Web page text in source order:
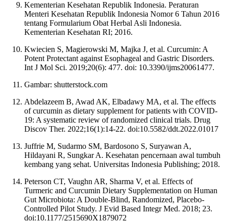
Kementerian Kesehatan Republik Indonesia. Peraturan
Menteri Kesehatan Republik Indonesia Nomor 6 Tahun 2016
tentang Formularium Obat Herbal Asli Indonesia.
Kementerian Kesehatan RI; 2016.
Kwiecien S, Magierowski M, Majka J, et al. Curcumin: A
Potent Protectant against Esophageal and Gastric Disorders.
Int J Mol Sci. 2019;20(6): 477. doi: 10.3390/ijms20061477.
Gambar: shutterstock.com
Abdelazeem B, Awad AK, Elbadawy MA, et al. The effects
of curcumin as dietary supplement for patients with COVID-
19: A systematic review of randomized clinical trials. Drug
Discov Ther. 2022;16(1):14-22. doi:10.5582/ddt.2022.01017
Juffrie M, Sudarmo SM, Bardosono S, Suryawan A,
Hildayani R, Sungkar A. Kesehatan pencernaan awal tumbuh
kembang yang sehat. Universitas Indonesia Publishing; 2018.
Peterson CT, Vaughn AR, Sharma V, et al. Effects of
Turmeric and Curcumin Dietary Supplementation on Human
Gut Microbiota: A Double-Blind, Randomized, Placebo-
Controlled Pilot Study. J Evid Based Integr Med. 2018; 23.
doi:10.1177/2515690X1879072